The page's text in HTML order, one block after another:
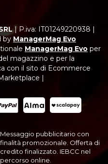
| P.iva: IT01249220938 |
by ManagerMag Evo
ManagerMag Evo per
magazzino e per la
con il sito di Ecommerce
|
Messaggio pubblicitario con
finalità promozionale. Offerta di
credito finalizzato. IEBCC nel
percorso online.